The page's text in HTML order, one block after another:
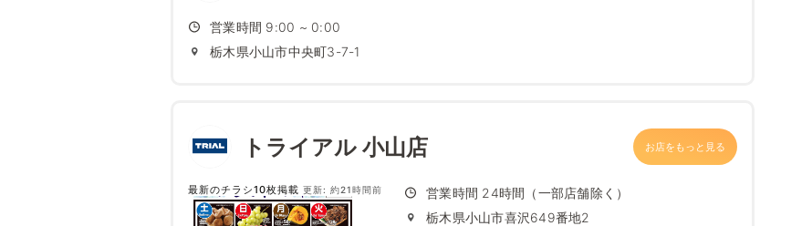
営業時間 9:00 ~ 0:00
栃木県小山市中央町3-7-1
トライアル 小山店 お店をもっと見る
最新のチラシ10枚掲載 更新: 約21時間前
営業時間 24時間（一部店舗除く）
栃木県小山市喜沢649番地2